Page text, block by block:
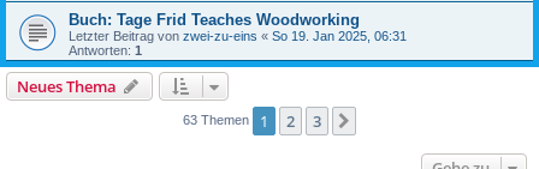
Buch: Tage Frid Teaches Woodworking
Letzter Beitrag von zwei-zu-eins « So 19. Jan 2025, 06:31
Antworten: 1
Neues Thema
63 Themen 1 2 3